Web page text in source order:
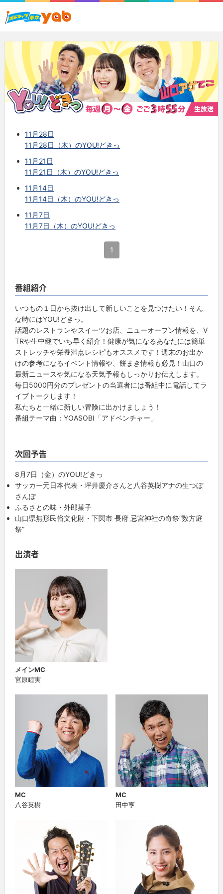
11月28日
11月28日（木）のYOU!どきっ
11月21日
11月21日（木）のYOU!どきっ
11月14日
11月14日（木）のYOU!どきっ
11月7日
11月7日（木）のYOU!どきっ
1
番組紹介
いつもの１日から抜け出して新しいことを見つけたい！そん
な時にはYOU!どきっ。
話題のレストランやスイーツお店、ニューオープン情報を、V
TRや生中継でいち早く紹介！健康が気になるあなたには簡単
ストレッチや栄養満点レシピもオススメです！週末のお出か
けの参考になるイベント情報や、餅まき情報も必見！山口の
最新ニュースや気になる天気予報もしっかりお伝えします。
毎日5000円分のプレゼントの当選者には番組中に電話してラ
イブトークします！
私たちと一緒に新しい冒険に出かけましょう！
番組テーマ曲：YOASOBI「アドベンチャー」
次回予告
8月7日（金）のYOU!どきっ
サッカー元日本代表・坪井慶介さんと八谷英樹アナの生つぼ
さんぽ
ふるさとの味・外郎菓子
山口県無形民俗文化財・下関市 長府 忌宮神社の奇祭“数方庭
祭”
出演者
メインMC
宮原睦実
MC
八谷英樹
MC
田中亨